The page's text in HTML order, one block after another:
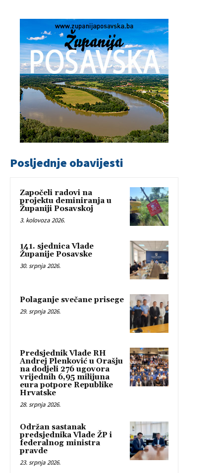
Posljednje obavijesti
Započeli radovi na
projektu deminiranja u
Županiji Posavskoj
3. kolovoza 2026.
141. sjednica Vlade
Županije Posavske
30. srpnja 2026.
Polaganje svečane prisege
29. srpnja 2026.
Predsjednik Vlade RH
Andrej Plenković u Orašju
na dodjeli 276 ugovora
vrijednih 6,95 milijuna
eura potpore Republike
Hrvatske
28. srpnja 2026.
Održan sastanak
predsjednika Vlade ŽP i
federalnog ministra
pravde
23. srpnja 2026.